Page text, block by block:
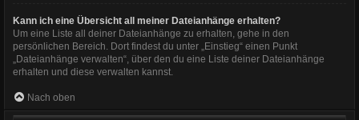
Kann ich eine Übersicht all meiner Dateianhänge erhalten?
Um eine Liste all deiner Dateianhänge zu erhalten, gehe in den
persönlichen Bereich. Dort findest du unter „Einstieg“ einen Punkt
„Dateianhänge verwalten“, über den du eine Liste deiner Dateianhänge
erhalten und diese verwalten kannst.
Nach oben